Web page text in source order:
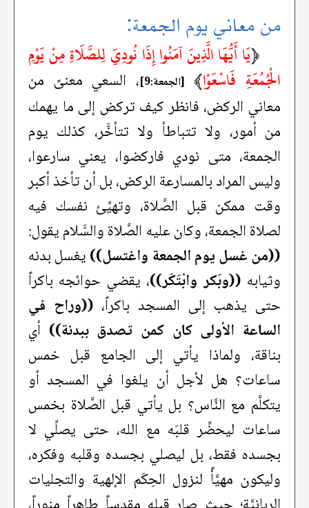
من معاني يوم الجمعة:
﴿يَا أَيُّهَا الَّذِينَ آمَنُوا إِذَا نُودِيَ لِلصَّلَاةِ مِنْ يَوْمِ
الْجُمُعَةِ فَاسْعَوْا﴾ [الجمعة:9]
، السعي معنىً من
معاني الركض، فانظر كيف تركض إلى ما يهمك
من أمور، ولا تتباطأ ولا تتأخَّر، كذلك يوم
الجمعة، متى نودي فاركضوا، يعني سارعوا،
وليس المراد بالمسارعة الركض، بل أن تأخذ أكبر
وقت ممكن قبل الصَّلاة، وتهيِّئ نفسك فيه
لصلاة الجمعة، وكان عليه الصَّلاة والسَّلام يقول:
((من غسل يوم الجمعة واغتسل))يغسل بدنه
وثيابه ((وبَكر وابْتَكَر))، يقضي حوائجه باكراً
حتى يذهب إلى المسجد باكراً، ((وراح في
الساعة الأولى كان كمن تصدق ببدنة)) أي
بناقة، ولماذا يأتي إلى الجامع قبل خمس
ساعات؟ هل لأجل أن يلغوا في المسجد أو
يتكلَّم مع النَّاس؟ بل يأتي قبل الصَّلاة بخمس
ساعات ليحضِّر قلبَه مع الله، حتى يصلِّي لا
بجسده فقط، بل ليصلي بجسده وقلبه وفكره،
وليكون مهيَّأً لنزول الحِكَم الإلهية والتجليات